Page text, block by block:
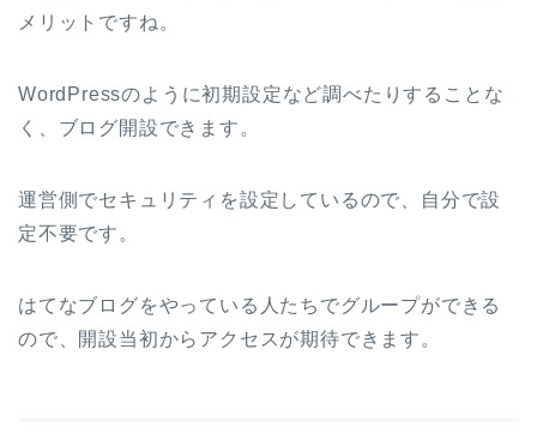
メリットですね。
WordPressのように初期設定など調べたりすることな
く、ブログ開設できます。
運営側でセキュリティを設定しているので、自分で設
定不要です。
はてなブログをやっている人たちでグループができる
ので、開設当初からアクセスが期待できます。